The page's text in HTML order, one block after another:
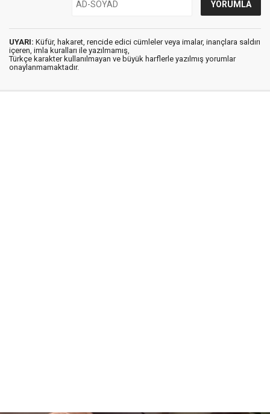
UYARI: Küfür, hakaret, rencide edici cümleler veya imalar, inançlara saldırı
içeren, imla kuralları ile yazılmamış,
Türkçe karakter kullanılmayan ve büyük harflerle yazılmış yorumlar
onaylanmamaktadır.